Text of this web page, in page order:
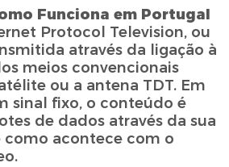
Funciona em Portugal
Protocol Television, ou
através da ligação à
meios convencionais
ou a antena TDT. Em
sinal fixo, o conteúdo é
de dados através da sua
como acontece com o